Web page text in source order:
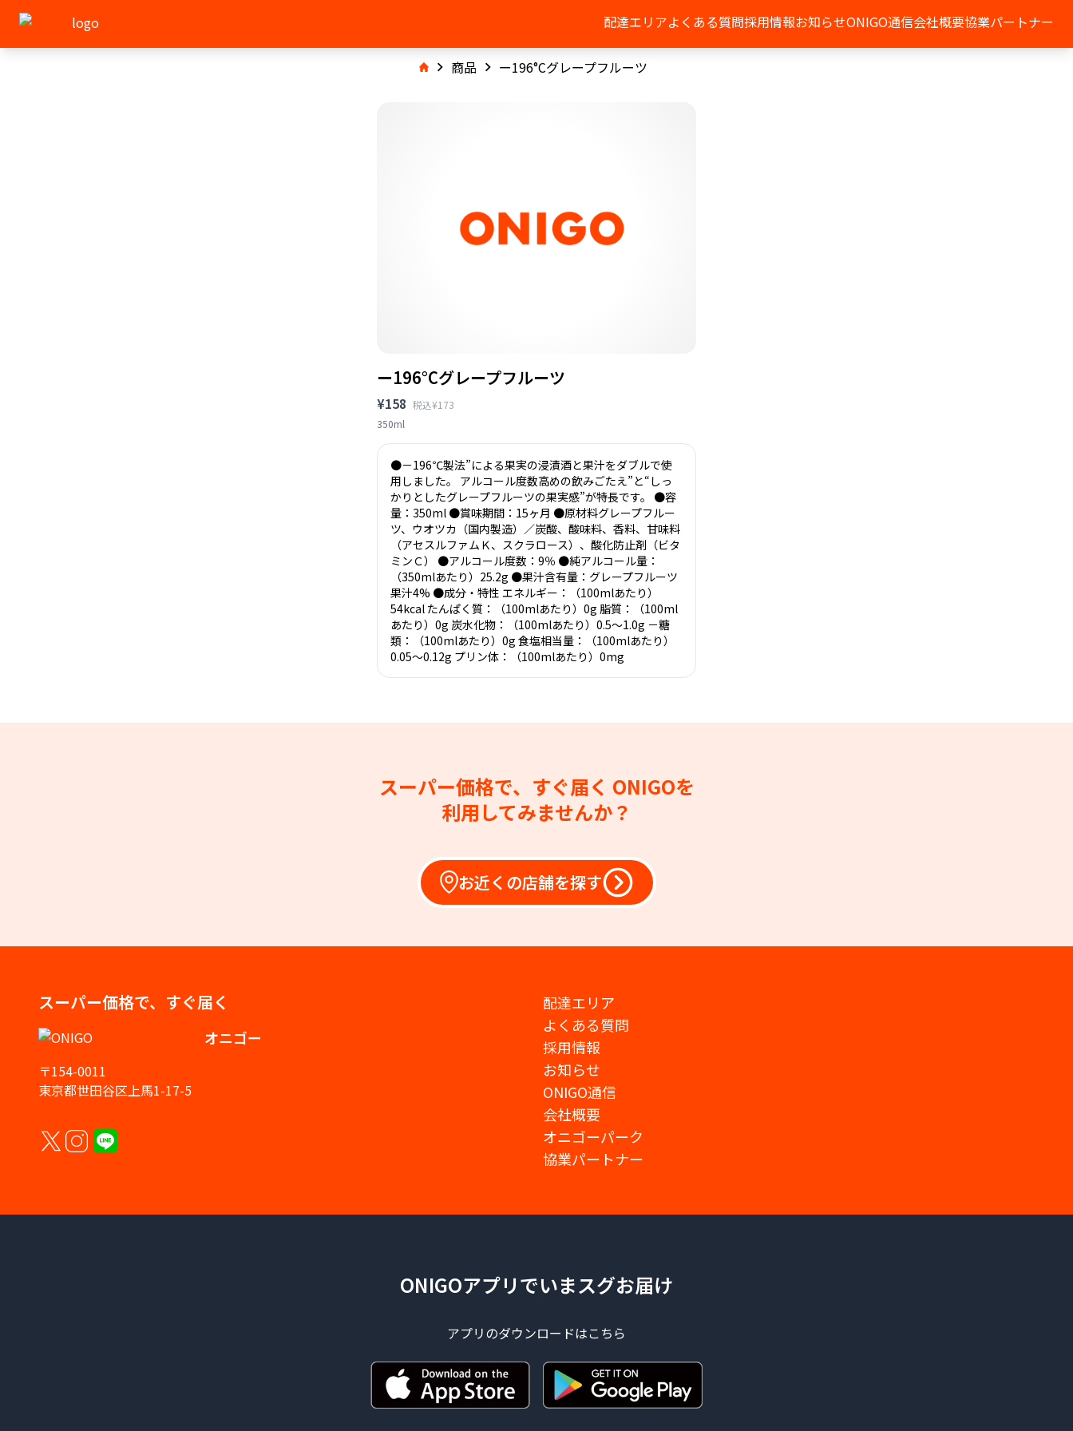
配達エリアよくある質問採用情報お知らせONIGO通信会社概要協業パートナー
商品 ー196°Cグレープフルーツ
ー196°Cグレープフルーツ
¥158 税込¥173
350ml
●－196℃製法”による果実の浸漬酒と果汁をダブルで使
用しました。 アルコール度数高めの飲みごたえ”と“しっ
かりとしたグレープフルーツの果実感”が特長です。 ●容
量：350ml ●賞味期間：15ヶ月 ●原材料グレープフルー
ツ、ウオツカ（国内製造）／炭酸、酸味料、香料、甘味料
（アセスルファムＫ、スクラロース）、酸化防止剤（ビタ
ミンＣ） ●アルコール度数：9％ ●純アルコール量：
（350mlあたり）25.2g ●果汁含有量：グレープフルーツ
果汁4% ●成分・特性 エネルギー：（100mlあたり）
54kcal たんぱく質：（100mlあたり）0g 脂質：（100ml
あたり）0g 炭水化物：（100mlあたり）0.5～1.0g －糖
類：（100mlあたり）0g 食塩相当量：（100mlあたり）
0.05～0.12g プリン体：（100mlあたり）0mg
スーパー価格で、すぐ届く ONIGOを
利用してみませんか？
お近くの店舗を探す
スーパー価格で、すぐ届く
オニゴー
〒154-0011
東京都世田谷区上馬1-17-5
配達エリア
よくある質問
採用情報
お知らせ
ONIGO通信
会社概要
オニゴーパーク
協業パートナー
ONIGOアプリでいまスグお届け
アプリのダウンロードはこちら